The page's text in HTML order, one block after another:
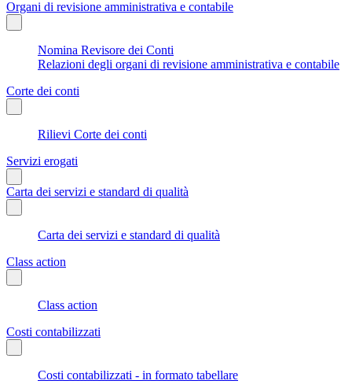
Organi di revisione amministrativa e contabile
Nomina Revisore dei Conti
Relazioni degli organi di revisione amministrativa e contabile
Corte dei conti
Rilievi Corte dei conti
Servizi erogati
Carta dei servizi e standard di qualità
Carta dei servizi e standard di qualità
Class action
Class action
Costi contabilizzati
Costi contabilizzati - in formato tabellare